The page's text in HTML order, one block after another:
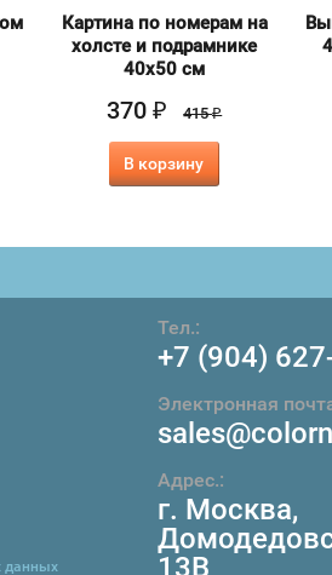
Картина по номерам на
холсте и подрамнике
40х50 см
370₽ 415₽
В корзину
данных
Тел.:
+7 (904)
Электронная
Адрес.:
г. Москва,
13В